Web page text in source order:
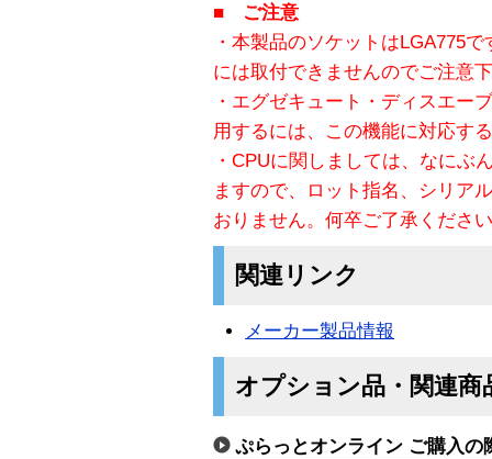
■ ご注意
・本製品のソケットはLGA775
には取付できませんのでご注意
・エグゼキュート・ディスエー
用するには、この機能に対応す
・CPUに関しましては、なにぶ
ますので、ロット指名、シリア
おりません。何卒ご了承くださ
関連リンク
メーカー製品情報
オプション品・関連商
ぷらっとオンライン ご購入の